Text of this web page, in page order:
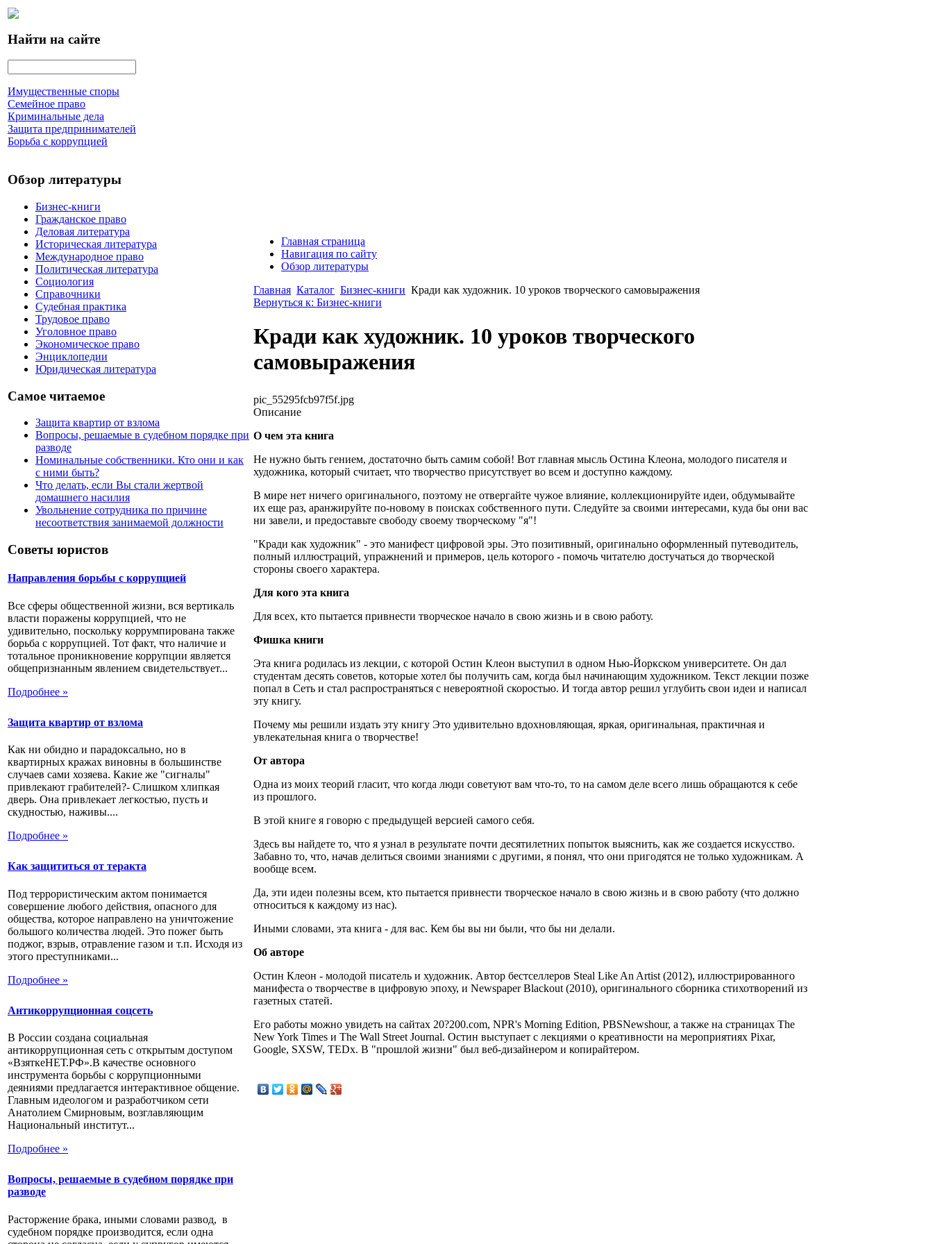
Найти на сайте
Имущественные споры
Семейное право
Криминальные дела
Защита предпринимателей
Борьба с коррупцией
Обзор литературы
Бизнес-книги
Гражданское право
Деловая литература
Историческая литература
Международное право
Политическая литература
Социология
Справочники
Судебная практика
Трудовое право
Уголовное право
Экономическое право
Энциклопедии
Юридическая литература
Самое читаемое
Защита квартир от взлома
Вопросы, решаемые в судебном порядке при
разводе
Номинальные собственники. Кто они и как
с ними быть?
Что делать, если Вы стали жертвой
домашнего насилия
Увольнение сотрудника по причине
несоответствия занимаемой должности
Советы юристов
Направления борьбы с коррупцией
Все сферы общественной жизни, вся вертикаль
власти поражены коррупцией, что не
удивительно, поскольку коррумпирована также
борьба с коррупцией. Тот факт, что наличие и
тотальное проникновение коррупции является
общепризнанным явлением свидетельствует...
Подробнее »
Защита квартир от взлома
Как ни обидно и парадоксально, но в
квартирных кражах виновны в большинстве
случаев сами хозяева. Какие же "сигналы"
привлекают грабителей?- Слишком хлипкая
дверь. Она привлекает легкостью, пусть и
скудностью, наживы....
Подробнее »
Как защититься от теракта
Под террористическим актом понимается
совершение любого действия, опасного для
общества, которое направлено на уничтожение
большого количества людей. Это пожег быть
поджог, взрыв, отравление газом и т.п. Исходя из
этого преступниками...
Подробнее »
Антикоррупционная соцсеть
В России создана социальная
антикоррупционная сеть с открытым доступом
«ВзяткеНЕТ.РФ».В качестве основного
инструмента борьбы с коррупционными
деяниями предлагается интерактивное общение.
Главным идеологом и разработчиком сети
Анатолием Смирновым, возглавляющим
Национальный институт...
Подробнее »
Вопросы, решаемые в судебном порядке при
разводе
Расторжение брака, иными словами развод, в
судебном порядке производится, если одна
Главная страница
Навигация по сайту
Обзор литературы
Главная Каталог Бизнес-книги Кради как художник. 10 уроков творческого самовыражения
Вернуться к: Бизнес-книги
Кради как художник. 10 уроков творческого
самовыражения
pic_55295fcb97f5f.jpg
Описание
О чем эта книга
Не нужно быть гением, достаточно быть самим собой! Вот главная мысль Остина Клеона, молодого писателя и
художника, который считает, что творчество присутствует во всем и доступно каждому.
В мире нет ничего оригинального, поэтому не отвергайте чужое влияние, коллекционируйте идеи, обдумывайте
их еще раз, аранжируйте по-новому в поисках собственного пути. Следуйте за своими интересами, куда бы они вас
ни завели, и предоставьте свободу своему творческому "я"!
"Кради как художник" - это манифест цифровой эры. Это позитивный, оригинально оформленный путеводитель,
полный иллюстраций, упражнений и примеров, цель которого - помочь читателю достучаться до творческой
стороны своего характера.
Для кого эта книга
Для всех, кто пытается привнести творческое начало в свою жизнь и в свою работу.
Фишка книги
Эта книга родилась из лекции, с которой Остин Клеон выступил в одном Нью-Йоркском университете. Он дал
студентам десять советов, которые хотел бы получить сам, когда был начинающим художником. Текст лекции позже
попал в Сеть и стал распространяться с невероятной скоростью. И тогда автор решил углубить свои идеи и написал
эту книгу.
Почему мы решили издать эту книгу Это удивительно вдохновляющая, яркая, оригинальная, практичная и
увлекательная книга о творчестве!
От автора
Одна из моих теорий гласит, что когда люди советуют вам что-то, то на самом деле всего лишь обращаются к себе
из прошлого.
В этой книге я говорю с предыдущей версией самого себя.
Здесь вы найдете то, что я узнал в результате почти десятилетних попыток выяснить, как же создается искусство.
Забавно то, что, начав делиться своими знаниями с другими, я понял, что они пригодятся не только художникам. А
вообще всем.
Да, эти идеи полезны всем, кто пытается привнести творческое начало в свою жизнь и в свою работу (что должно
относиться к каждому из нас).
Иными словами, эта книга - для вас. Кем бы вы ни были, что бы ни делали.
Об авторе
Остин Клеон - молодой писатель и художник. Автор бестселлеров Steal Like An Artist (2012), иллюстрированного
манифеста о творчестве в цифровую эпоху, и Newspaper Blackout (2010), оригинального сборника стихотворений из
газетных статей.
Его работы можно увидеть на сайтах 20?200.com, NPR's Morning Edition, PBSNewshour, а также на страницах The
New York Times и The Wall Street Journal. Остин выступает с лекциями о креативности на мероприятиях Pixar,
Google, SXSW, TEDx. В "прошлой жизни" был веб-дизайнером и копирайтером.